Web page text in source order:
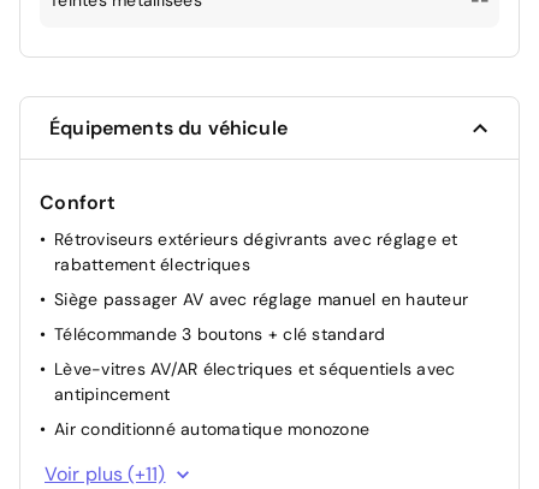
Équipements du véhicule
Confort
Rétroviseurs extérieurs dégivrants avec réglage et
rabattement électriques
Siège passager AV avec réglage manuel en hauteur
Télécommande 3 boutons + clé standard
Lève-vitres AV/AR électriques et séquentiels avec
antipincement
Air conditionné automatique monozone
Banquette rabattable 1/3 - 2/3
Voir plus (+11)